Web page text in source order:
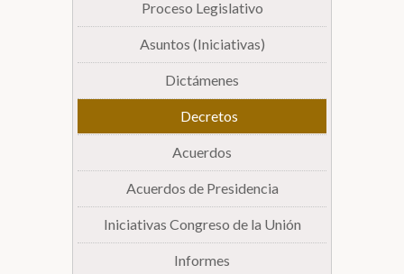
Proceso Legislativo
Asuntos (Iniciativas)
Dictámenes
Decretos
Acuerdos
Acuerdos de Presidencia
Iniciativas Congreso de la Unión
Informes